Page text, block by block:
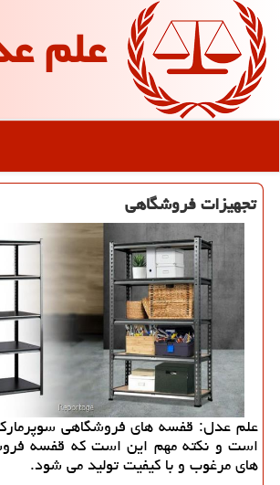
علم
تجهیزات فروشگاهی
علم عدل: قفسه های فروشگاهی
است و نكته مهم این است كه قفسه
های مرغوب و با كیفیت تولید می شود.